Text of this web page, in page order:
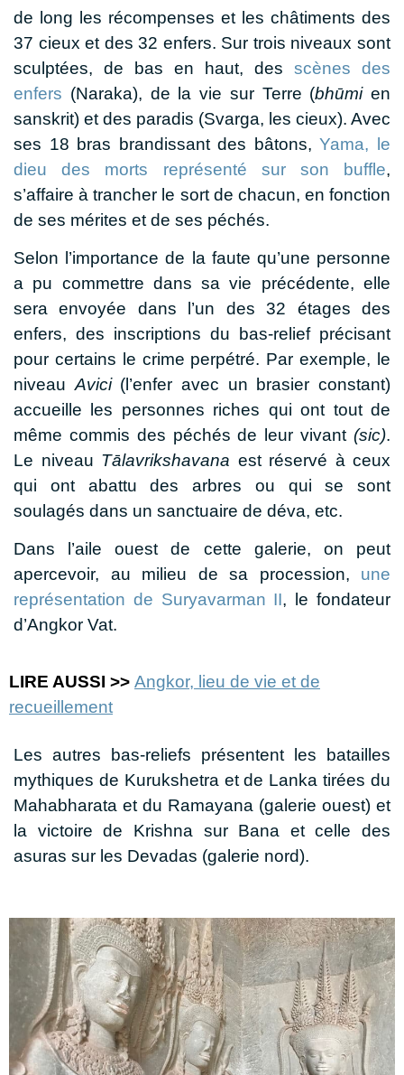
de long les récompenses et les châtiments des
37 cieux et des 32 enfers. Sur trois niveaux sont
sculptées, de bas en haut, des scènes des
enfers (Naraka), de la vie sur Terre (bhūmien
sanskrit) et des paradis (Svarga, les cieux). Avec
ses 18 bras brandissant des bâtons,Yama, le
dieu des morts représenté sur son buffle,
s’affaire à trancher le sort de chacun, en fonction
de ses mérites et de ses péchés.
Selon l’importance de la faute qu’une personne
a pu commettre dans sa vie précédente, elle
sera envoyée dans l’un des 32 étages des
enfers, des inscriptions du bas-relief précisant
pour certains le crime perpétré. Par exemple, le
niveau Avici(l’enfer avec un brasier constant)
accueille les personnes riches qui ont tout de
même commis des péchés de leur vivant (sic).
Le niveau Tālavrikshavana est réservé à ceux
qui ont abattu des arbres ou qui se sont
soulagés dans un sanctuaire de déva, etc.
Dans l’aile ouest de cette galerie, on peut
apercevoir, au milieu de sa procession, une
représentation de Suryavarman II, le fondateur
d’Angkor Vat.
LIRE AUSSI >> Angkor, lieu de vie et de
recueillement
Les autres bas-reliefs présentent les batailles
mythiques de Kurukshetra et de Lanka tirées du
Mahabharata et du Ramayana (galerie ouest) et
la victoire de Krishna sur Bana et celle des
asuras sur les Devadas (galerie nord).